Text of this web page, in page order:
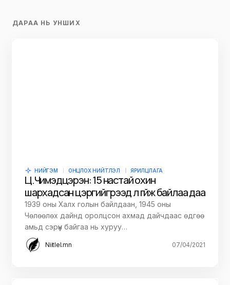
ДАРАА НЬ УНШИХ
НИЙГЭМ ОНЦЛОХ НИЙТЛЭЛ ЯРИЛЦЛАГА
Ц.Чимэдцэрэн: 15 настай охин
шархадсан цэргийг үүрээд л гүйж байлаа даа
1939 оны Халх голын байлдаан, 1945 оны
Чөлөөлөх дайнд оролцсон ахмад дайчдаас өдгөө
амьд сэрүүн байгаа нь хуруу…
Niitlel.mn 07/04/2021